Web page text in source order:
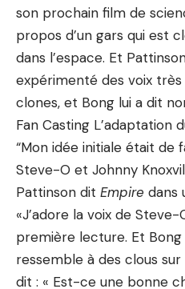
son prochain film de
propos d’un gars qui est
dans l’espace. Et
expérimenté des voix
clones, et Bong lui a dit
Fan Casting L’adaptation
“Mon idée initiale était de
Steve-O et Johnny
Pattinson dit Empire dans
«J’adore la voix de Steve-
première lecture. Et Bong
ressemble à des clous sur
dit : « Est-ce une bonne